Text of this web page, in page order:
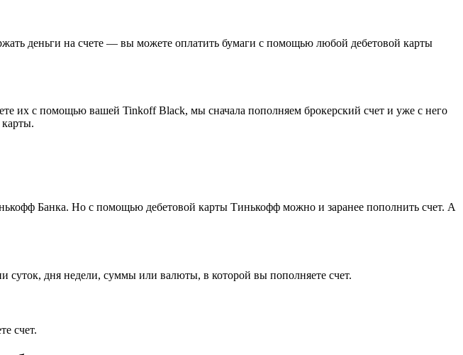
деньги на счете — вы можете оплатить бумаги с помощью любой дебетовой карты
их с помощью вашей Tinkoff Black, мы сначала пополняем брокерский счет и уже с него
Банка. Но с помощью дебетовой карты Тинькофф можно и заранее пополнить счет. А
дня недели, суммы или валюты, в которой вы пополняете счет.
счет.